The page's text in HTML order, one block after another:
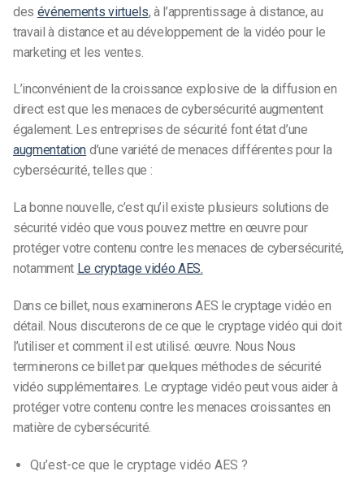
des événements virtuels, à l’apprentissage à distance, au
travail à distance et au développement de la vidéo pour le
marketing et les ventes.
L’inconvénient de la croissance explosive de la diffusion en
direct est que les menaces de cybersécurité augmentent
également. Les entreprises de sécurité font état d’une
augmentation d’une variété de menaces différentes pour la
cybersécurité, telles que :
La bonne nouvelle, c’est qu’il existe plusieurs solutions de
sécurité vidéo que vous pouvez mettre en œuvre pour
protéger votre contenu contre les menaces de cybersécurité,
notamment Le cryptage vidéo AES.
Dans ce billet, nous examineronsAES le cryptage vidéo en
détail. Nous discuterons de ce que le cryptage vidéoqui doit
l’utiliser et comment il est utilisé. œuvre. Nous Nous
terminerons ce billet par quelques méthodes de sécurité
vidéo supplémentaires. Le cryptage vidéo peut vous aider à
protéger votre contenu contre les menaces croissantes en
matière de cybersécurité.
Qu’est-ce que le cryptage vidéo AES ?